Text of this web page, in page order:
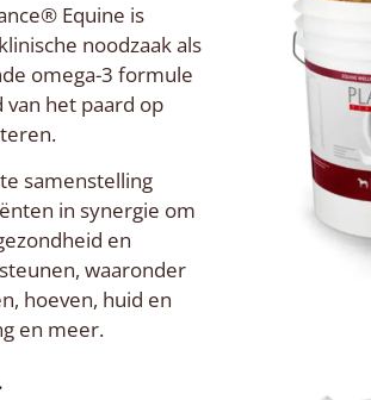
Equine is
noodzaak als
omega-3 formule
het paard op
samenstelling
in synergie om
en
waaronder
hoeven, huid en
en meer.